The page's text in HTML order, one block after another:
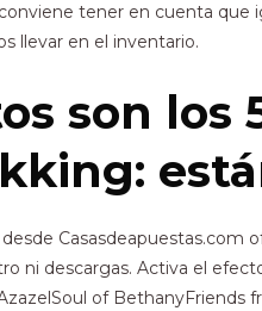
tener en cuenta que
llevar en el inventario.
son
desde
ni descargas. Activa el
of BethanyFriends